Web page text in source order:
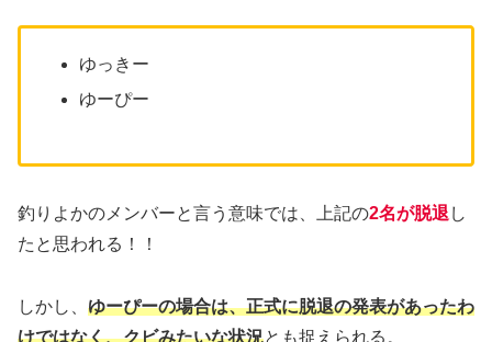
ゆっきー
ゆーぴー
釣りよかのメンバーと言う意味では、上記の2名が脱退 し
たと思われる！！
しかし、 ゆーぴーの場合は、正式に脱退の発表があったわ
けではなく、クビみたいな状況とも捉えられる。